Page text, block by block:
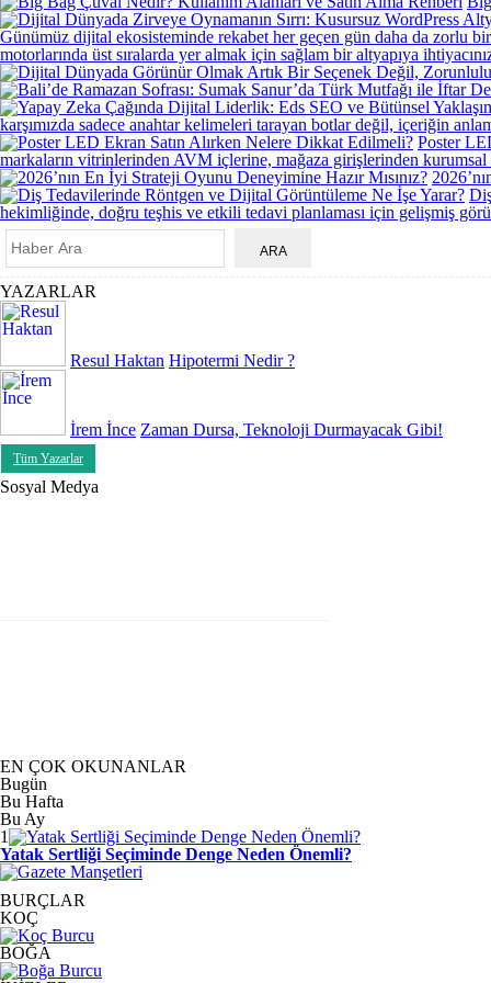
Günümüz dijital ekosisteminde rekabet her geçen gün daha da zorlu
motorlarında üst sıralarda yer almak için sağlam bir altyapıya
karşımızda sadece anahtar kelimeleri tarayan botlar değil, içeriğin
Poster
markaların vitrinlerinden AVM içlerine, mağaza girişlerinden kurumsal
hekimliğinde, doğru teşhis ve etkili tedavi planlaması için gelişmiş
YAZARLAR
Resul Haktan Hipotermi Nedir ?
İrem İnce Zaman Dursa, Teknoloji Durmayacak Gibi!
Tüm Yazarlar
Sosyal Medya
EN ÇOK OKUNANLAR
Bugün
Bu Hafta
Bu Ay
1
Yatak Sertliği Seçiminde Denge Neden Önemli?
BURÇLAR
KOÇ
BOĞA